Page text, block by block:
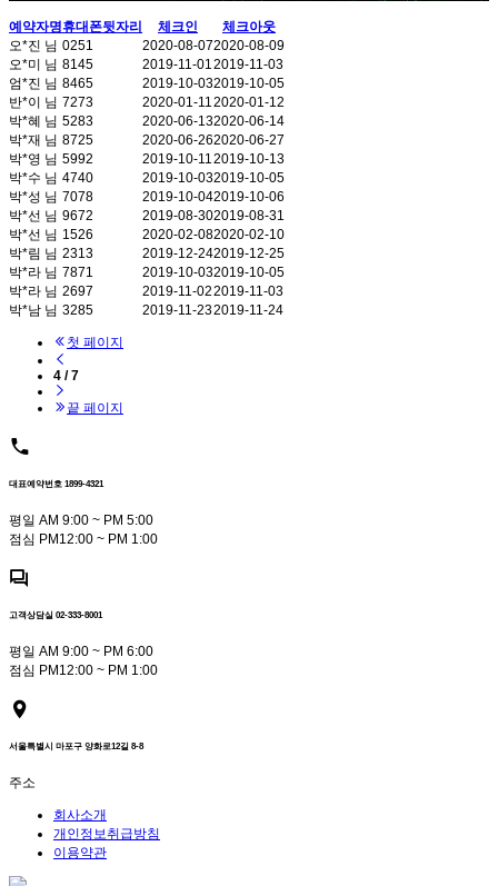
예약자명휴대폰뒷자리 체크인
체크아웃
오*진 님 0251 2020-08-072020-08-09
오*미 님 8145 2019-11-012019-11-03
엄*진 님 8465 2019-10-032019-10-05
반*이 님 7273 2020-01-112020-01-12
박*혜 님 5283 2020-06-132020-06-14
박*재 님 8725 2020-06-262020-06-27
박*영 님 5992 2019-10-112019-10-13
박*수 님 4740 2019-10-032019-10-05
박*성 님 7078 2019-10-042019-10-06
박*선 님 9672 2019-08-302019-08-31
박*선 님 1526 2020-02-082020-02-10
박*림 님 2313 2019-12-242019-12-25
박*라 님 7871 2019-10-032019-10-05
박*라 님 2697 2019-11-022019-11-03
박*남 님 3285 2019-11-232019-11-24
첫 페이지
4 / 7
끝 페이지
대표예약번호 1899-4321
평일 AM 9:00 ~ PM 5:00
점심 PM12:00 ~ PM 1:00
고객상담실 02-333-8001
평일 AM 9:00 ~ PM 6:00
점심 PM12:00 ~ PM 1:00
서울특별시 마포구 양화로12길 8-8
주소
회사소개
개인정보취급방침
이용약관